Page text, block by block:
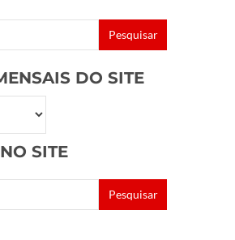
DO SITE
SITE